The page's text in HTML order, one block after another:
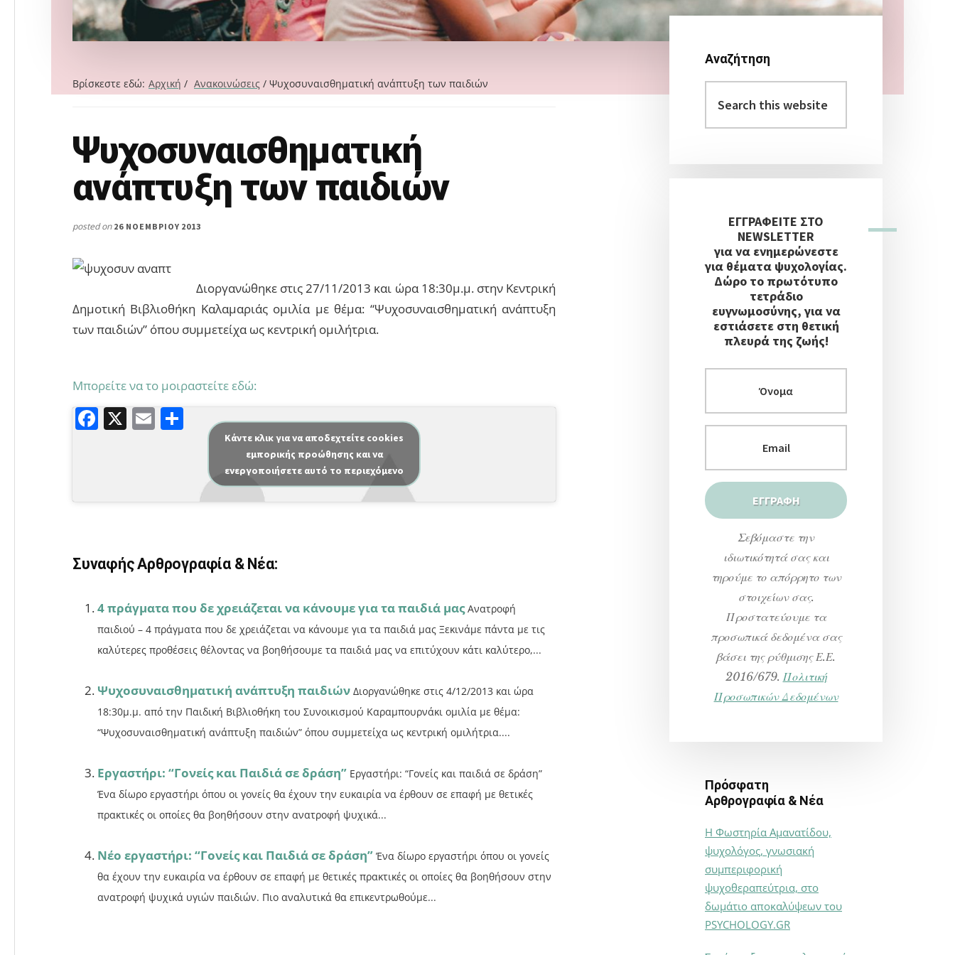
Βρίσκεστε εδώ: Αρχική / Ανακοινώσεις / Ψυχοσυναισθηματική ανάπτυξη των παιδιών
Search
this
website
Ψυχοσυναισθηματική
ανάπτυξη των παιδιών
posted on 26 ΝΟΕΜΒΡΊΟΥ 2013
Διοργανώθηκε στις 27/11/2013 και ώρα 18:30μ.μ. στην Κεντρική
Δημοτική Βιβλιοθήκη Καλαμαριάς ομιλία με θέμα: “Ψυχοσυναισθηματική ανάπτυξη
των παιδιών” όπου συμμετείχα ως κεντρική ομιλήτρια.
Μπορείτε να το μοιραστείτε εδώ:
F
b
o
k
X E
σ
ίτ
ε
Κάντε κλικ για να αποδεχτείτε cookies
εμπορικής προώθησης και να
ενεργοποιήσετε αυτό το περιεχόμενο
Συναφής Αρθρογραφία & Νέα:
4 πράγματα που δε χρειάζεται να κάνουμε για τα παιδιά μας Ανατροφή
παιδιού – 4 πράγματα που δε χρειάζεται να κάνουμε για τα παιδιά μας Ξεκινάμε πάντα με τις
καλύτερες προθέσεις θέλοντας να βοηθήσουμε τα παιδιά μας να επιτύχουν κάτι καλύτερο,...
Ψυχοσυναισθηματική ανάπτυξη παιδιών Διοργανώθηκε στις 4/12/2013 και ώρα
18:30μ.μ. από την Παιδική Βιβλιοθήκη του Συνοικισμού Καραμπουρνάκι ομιλία με θέμα:
“Ψυχοσυναισθηματική ανάπτυξη παιδιών” όπου συμμετείχα ως κεντρική ομιλήτρια....
Εργαστήρι: “Γονείς και Παιδιά σε δράση” Εργαστήρι: “Γονείς και παιδιά σε δράση”
Ένα δίωρο εργαστήρι όπου οι γονείς θα έχουν την ευκαιρία να έρθουν σε επαφή με θετικές
πρακτικές οι οποίες θα βοηθήσουν στην ανατροφή ψυχικά...
Νέο εργαστήρι: “Γονείς και Παιδιά σε δράση” Ένα δίωρο εργαστήρι όπου οι γονείς
θα έχουν την ευκαιρία να έρθουν σε επαφή με θετικές πρακτικές οι οποίες θα βοηθήσουν στην
ανατροφή ψυχικά υγιών παιδιών. Πιο αναλυτικά θα επικεντρωθούμε...
Αρχική
Πλευρική
Στήλη
Αναζήτηση
this
website
ΕΓΓΡΑΦΕΙΤΕ ΣΤΟ
NEWSLETTER
για να ενημερώνεστε
για θέματα ψυχολογίας.
Δώρο το πρωτότυπο
τετράδιο
ευγνωμοσύνης, για να
εστιάσετε στη θετική
πλευρά της ζωής!
Σεβόμαστε την
ιδιωτικότητά σας και
τηρούμε το απόρρητο των
στοιχείων σας.
Προστατεύουμε τα
προσωπικά δεδομένα σας
βάσει της ρύθμισης Ε.Ε.
2016/679. Πολιτική
Προσωπικών Δεδομένων
Πρόσφατη
Αρθρογραφία & Νέα
Η Φωστηρία Αμανατίδου,
ψυχολόγος, γνωσιακή
συμπεριφορική
ψυχοθεραπεύτρια, στο
δωμάτιο αποκαλύψεων του
PSYCHOLOGY.GR